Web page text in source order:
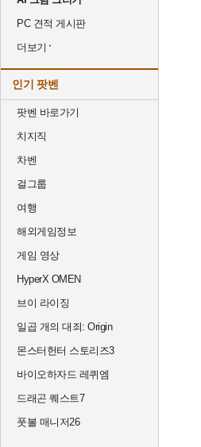
PC 견적 게시판
더보기
인기 팟벤
팟벤 바로가기
치지직
차벤
걸그룹
여행
해외게임정보
게임 영상
HyperX OMEN
브이 라이징
일곱 개의 대죄: Origin
몬스터헌터 스토리즈3
바이오하자드 레퀴엠
드래곤 퀘스트7
풋볼 매니저26